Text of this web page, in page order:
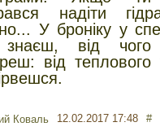
надіти
У броніку у
від чого
від теплового
Коваль 12.02.2017 17:48 #